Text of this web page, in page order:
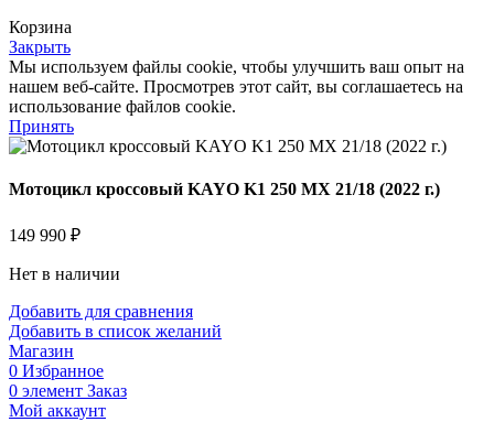
Корзина
Закрыть
Мы используем файлы cookie, чтобы улучшить ваш опыт на
нашем веб-сайте. Просмотрев этот сайт, вы соглашаетесь на
использование файлов cookie.
Принять
Мотоцикл кроссовый KAYO K1 250 MX 21/18 (2022 г.)
149 990 ₽
Нет в наличии
Добавить для сравнения
Добавить в список желаний
Магазин
0 Избранное
0 элемент Заказ
Мой аккаунт